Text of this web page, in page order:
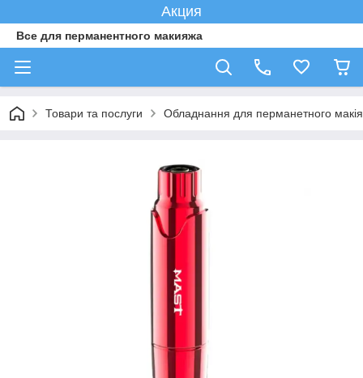
Акция
Все для перманентного макияжа
Товари та послуги Обладнання для перманетного